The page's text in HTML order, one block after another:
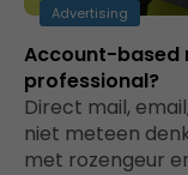
Advertising
Account-based
professional?
Direct mail,
niet meteen
met rozengeur